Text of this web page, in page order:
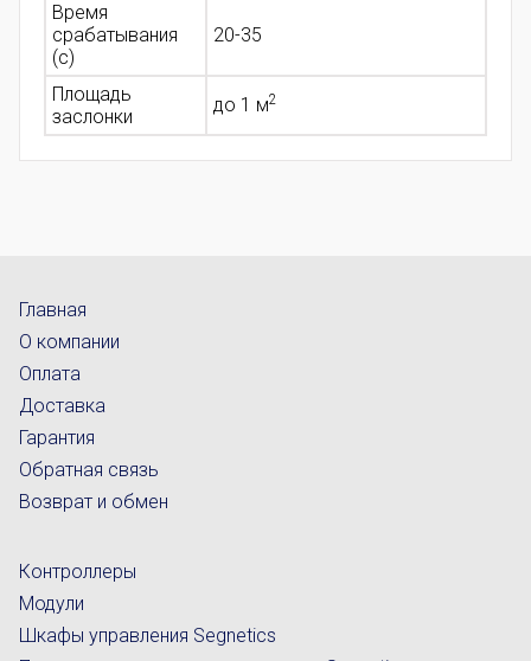
Время
срабатывания
(с)
20-35
Площадь
заслонки
до 1 м2
Главная
О компании
Оплата
Доставка
Гарантия
Обратная связь
Возврат и обмен
Контроллеры
Модули
Шкафы управления Segnetics